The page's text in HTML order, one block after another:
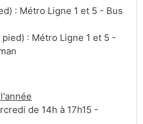
: Métro Ligne 1 et 5 - Bus
: Métro Ligne 1 et 5 -
de 14h à 17h15 -